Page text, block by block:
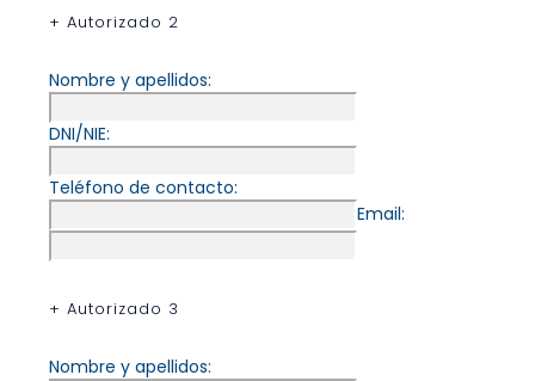
+ Autorizado 2
Nombre y apellidos:
DNI/NIE:
Teléfono de contacto:
Email:
+ Autorizado 3
Nombre y apellidos: